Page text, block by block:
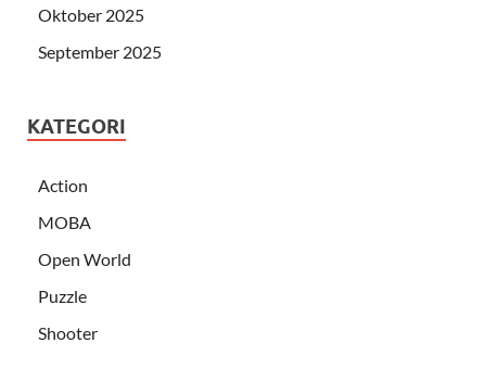
Oktober 2025
September 2025
KATEGORI
Action
MOBA
Open World
Puzzle
Shooter